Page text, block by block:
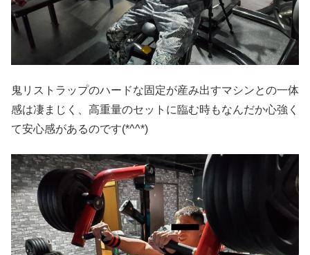
鬼リストラップのハードな固定が産み出すマシンとの一体
感は凄まじく、高重量のセットに臨む時もなんだか心強く
て安心感があるのです(*^^*)